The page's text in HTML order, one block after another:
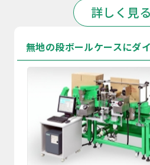
詳しく見る
無地の段ボールケースにダ